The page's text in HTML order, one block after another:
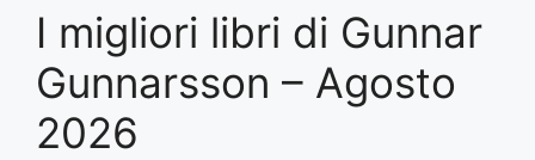
I migliori libri di Gunnar
Gunnarsson – Agosto
2026